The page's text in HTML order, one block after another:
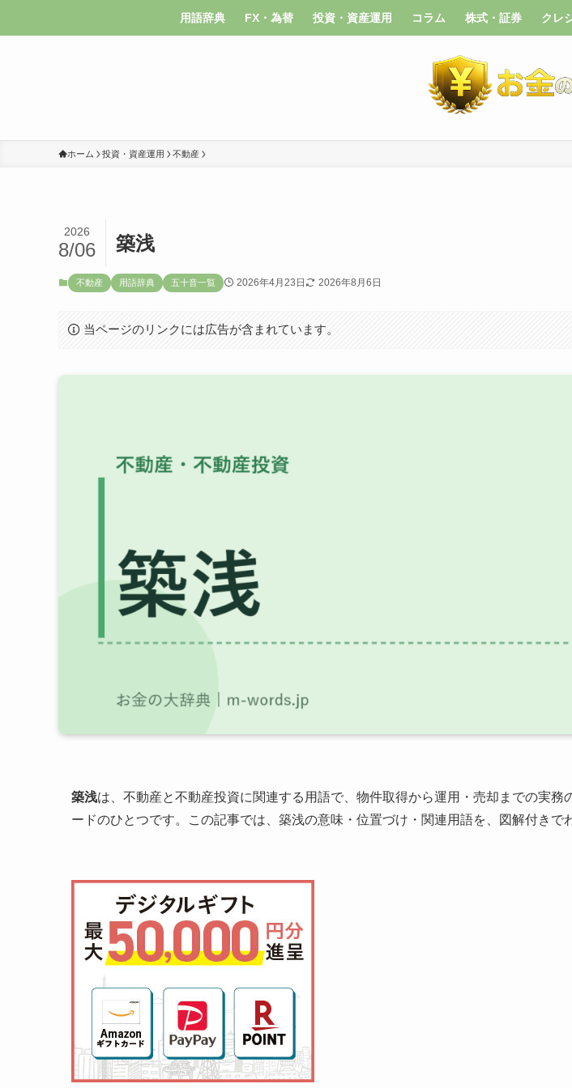
用語辞典 FX・為替 投資・資産運用 コラム 株式・証券 クレ
ホーム 投資・資産運用 不動産
築浅
2026
8/06
不動産 用語辞典 五十音一覧 2026年4月23日 2026年8月6日
当ページのリンクには広告が含まれています。
築浅は、不動産と不動産投資に関連する用語で、物件取得から運用・売却までの実務
ードのひとつです。この記事では、築浅の意味・位置づけ・関連用語を、図解付きで